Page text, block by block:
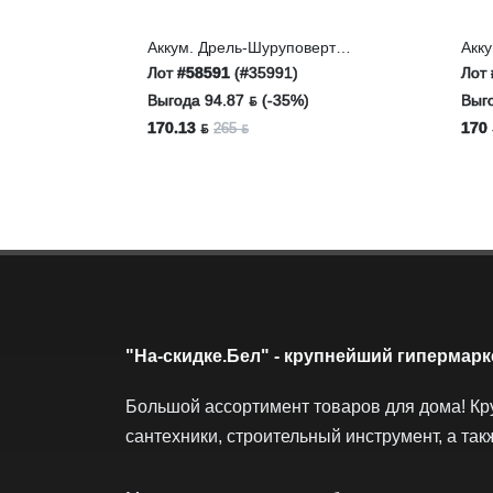
Аккум. Дрель-Шуруповерт
WORTEX BD 1215 LiSET
Лот#58591 (#35991)
Выгода 94.87 ƃ (-35%)
170.13 ƃ 265 ƃ
12
Лот
170
"На-скидке.Бел" - крупнейший
Большой ассортимент товаров для дома!
сантехники, строительный инструмент, а